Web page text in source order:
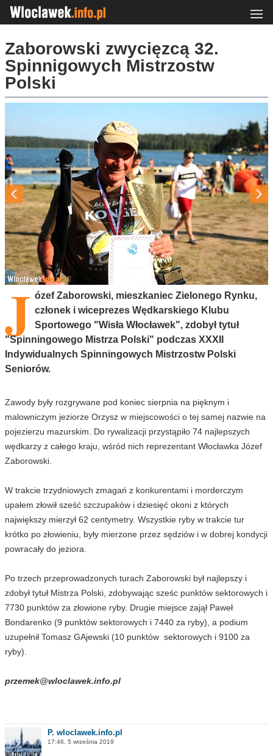
Zaborowski zwycięzcą 32.
Spinnigowych Mistrzostw
Polski
J ózef Zaborowski, mieszkaniec Zielonego Rynku,
członek i wiceprezes Wędkarskiego Klubu
Sportowego "Wisła Włocławek", zdobył tytuł
"Spinningowego Mistrza Polski" podczas XXXII
Indywidualnych Spinningowych Mistrzostw Polski
Seniorów.
Zawody były rozgrywane pod koniec sierpnia na pięknym i
malowniczym jeziorze Orzysz w miejscowości o tej samej nazwie na
pojezierzu mazurskim. Do rywalizacji przystąpiło 74 najlepszych
wędkarzy z całego kraju, wśród nich reprezentant Włocławka Józef
Zaborowski.
W trakcie trzydniowych zmagań z konkurentami i morderczym
upałem złowił sześć szczupaków i dziesięć okoni z których
największy mierzył 62 centymetry. Wszystkie ryby w trakcie tur
krótko po złowieniu, były mierzone przez sędziów i w dobrej kondycji
powracały do jeziora.
Po trzech przeprowadzonych turach Zaborowski był najlepszy i
zdobył tytuł Mistrza Polski, zdobywając sześc punktów sektorowych i
7730 punktów za złowione ryby. Drugie miejsce zajął Paweł
Bondarenko (9 punktów sektorowych i 7440 za ryby), a podium
uzupełnił Tomasz GAjewski (10 punktów sektorowych i 9100 za
ryby).
przemek@wloclawek.info.pl
P. wloclawek.info.pl
17:46, 5 września 2019